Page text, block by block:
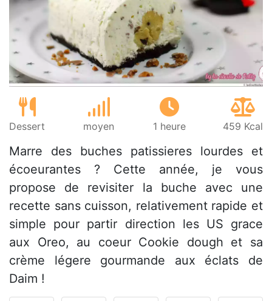
Dessert moyen 1 heure 459 Kcal
Marre des buches patissieres lourdes et
écoeurantes ? Cette année, je vous
propose de revisiter la buche avec une
recette sans cuisson, relativement rapide et
simple pour partir direction les US grace
aux Oreo, au coeur Cookie dough et sa
crème légere gourmande aux éclats de
Daim !